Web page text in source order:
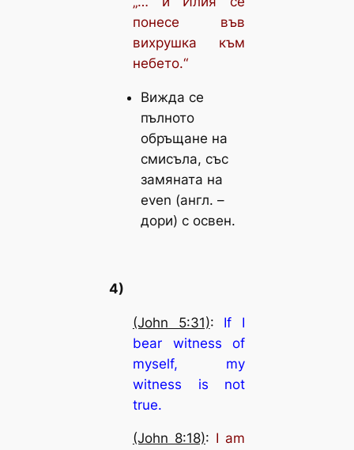
понесе във
вихрушка към
небето.“
Вижда се
пълното
обръщане на
смисъла, със
замяната на
even (англ. –
дори) с освен.
4)
(John 5:31): If I
bear witness of
myself, my
witness is not
true.
(John 8:18): I am